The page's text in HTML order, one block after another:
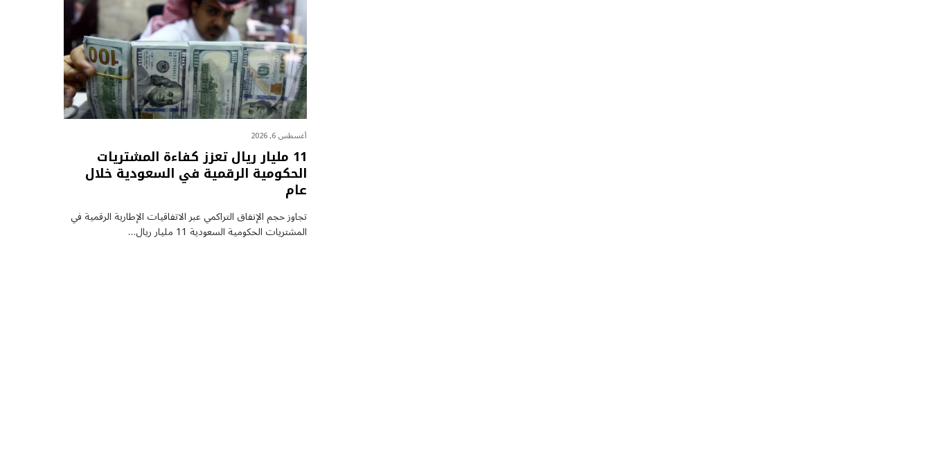
أغسطس 6, 2026
11 مليار ريال تعزز كفاءة المشتريات
الحكومية الرقمية في السعودية خلال
عام
تجاوز حجم الإنفاق التراكمي عبر الاتفاقيات الإطارية الرقمية في
المشتريات الحكومية السعودية 11 مليار ريال…